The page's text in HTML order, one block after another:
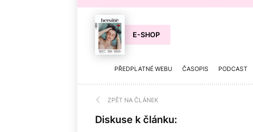
E-SHOP
PŘEDPLATNÉ WEBU ČASOPIS PODCAST
ZPĚT NA ČLÁNEK
Diskuse k článku: